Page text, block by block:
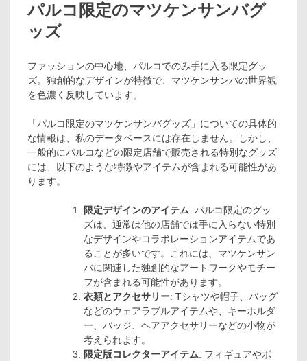
パルコ限定のマツケンサンバグ
ッズ
ファッションの中心地、パルコでのみ手に入る限定グッ
ズ。独創的なデザインが特徴で、マツケンサンバの世界観
を色濃く反映しています。
「パルコ限定のマツケンサンバグッズ」についての具体的
な情報は、私のデータベースには存在しません。しかし、
一般的にパルコなどの限定店舗で販売される特別なグッズ
には、以下のような特徴やアイテムが含まれる可能性があ
ります。
限定デザインのアイテム: パルコ限定のグッ
ズは、通常は他の店舗では手に入らない特別
なデザインやコラボレーションアイテムであ
ることが多いです。これには、マツケンサン
バに関連した独創的なアートワークやモチー
フが含まれる可能性があります。
衣類とアクセサリー: Tシャツや帽子、バッグ
などのウェアラブルアイテムや、キーホルダ
ー、バッジ、ヘアアクセサリーなどの小物が
考えられます。
限定版コレクターアイテム: フィギュアやポ